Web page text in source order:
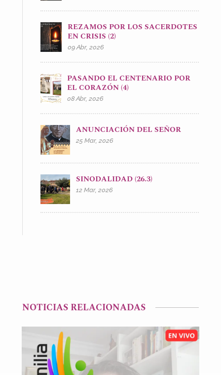
REZAMOS POR LOS SACERDOTES
EN CRISIS (2)
09 Abr, 2026
PASANDO EL CENTENARIO POR
EL CORAZÓN (4)
08 Abr, 2026
ANUNCIACIÓN DEL SEÑOR
25 Mar, 2026
SINODALIDAD (26.3)
12 Mar, 2026
NOTICIAS RELACIONADAS